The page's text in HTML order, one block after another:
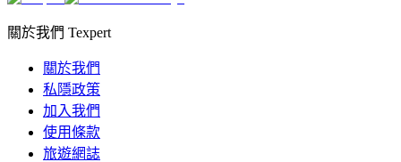
關於我們 Texpert
關於我們
私隱政策
加入我們
使用條款
旅遊網誌